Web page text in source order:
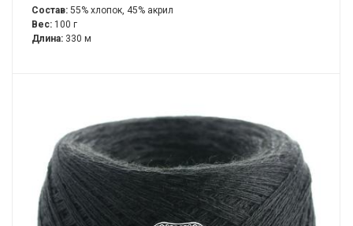
Состав: 55% хлопок, 45% акрил
Вес: 100 г
Длина: 330 м